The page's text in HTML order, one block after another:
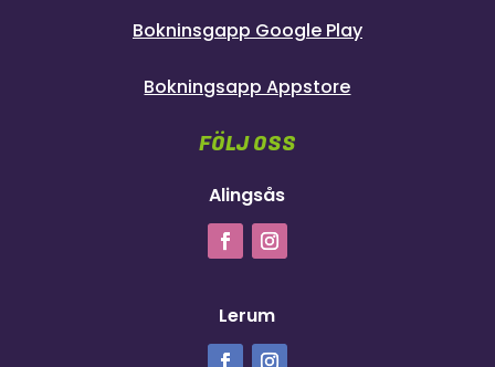
Bokninsgapp Google Play
Bokningsapp Appstore
FÖLJ OSS
Alingsås
Lerum